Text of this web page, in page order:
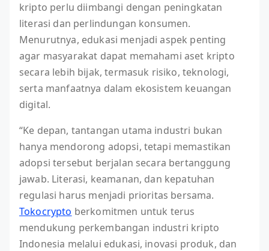
kripto perlu diimbangi dengan peningkatan
literasi dan perlindungan konsumen.
Menurutnya, edukasi menjadi aspek penting
agar masyarakat dapat memahami aset kripto
secara lebih bijak, termasuk risiko, teknologi,
serta manfaatnya dalam ekosistem keuangan
digital.
“Ke depan, tantangan utama industri bukan
hanya mendorong adopsi, tetapi memastikan
adopsi tersebut berjalan secara bertanggung
jawab. Literasi, keamanan, dan kepatuhan
regulasi harus menjadi prioritas bersama.
Tokocrypto berkomitmen untuk terus
mendukung perkembangan industri kripto
Indonesia melalui edukasi, inovasi produk, dan